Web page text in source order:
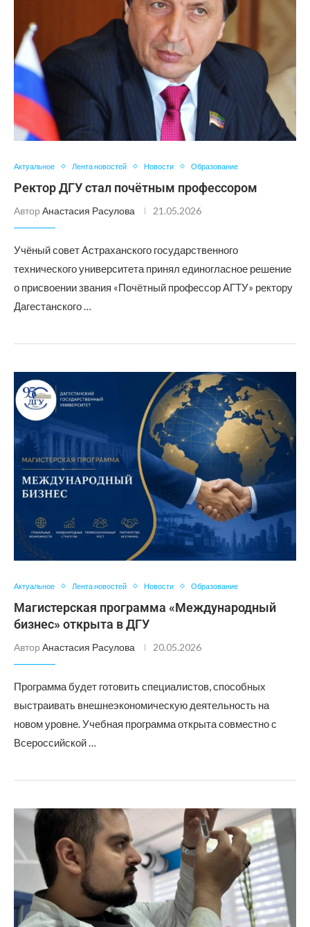
Актуальное Лента новостей Новости Образование
Ректор ДГУ стал почётным профессором
Автор Анастасия Расулова 21.05.2026
Учёный совет Астраханского государственного
технического университета принял единогласное решение
о присвоении звания «Почётный профессор АГТУ» ректору
Дагестанского …
Актуальное Лента новостей Новости Образование
Магистерская программа «Международный
бизнес» открыта в ДГУ
Автор Анастасия Расулова 20.05.2026
Программа будет готовить специалистов, способных
выстраивать внешнеэкономическую деятельность на
новом уровне. Учебная программа открыта совместно с
Всероссийской …